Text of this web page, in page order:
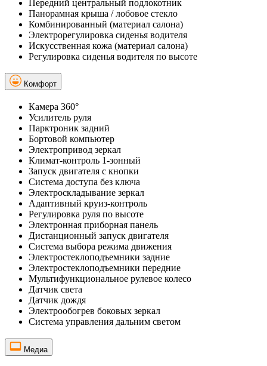
Передний центральный подлокотник
Панорамная крыша / лобовое стекло
Комбинированный (материал салона)
Электрорегулировка сиденья водителя
Искусственная кожа (материал салона)
Регулировка сиденья водителя по высоте
Комфорт
Камера 360°
Усилитель руля
Парктроник задний
Бортовой компьютер
Электропривод зеркал
Климат-контроль 1-зонный
Запуск двигателя с кнопки
Система доступа без ключа
Электроскладывание зеркал
Адаптивный круиз-контроль
Регулировка руля по высоте
Электронная приборная панель
Дистанционный запуск двигателя
Система выбора режима движения
Электростеклоподъемники задние
Электростеклоподъемники передние
Мультифункциональное рулевое колесо
Датчик света
Датчик дождя
Электрообогрев боковых зеркал
Система управления дальним светом
Медиа